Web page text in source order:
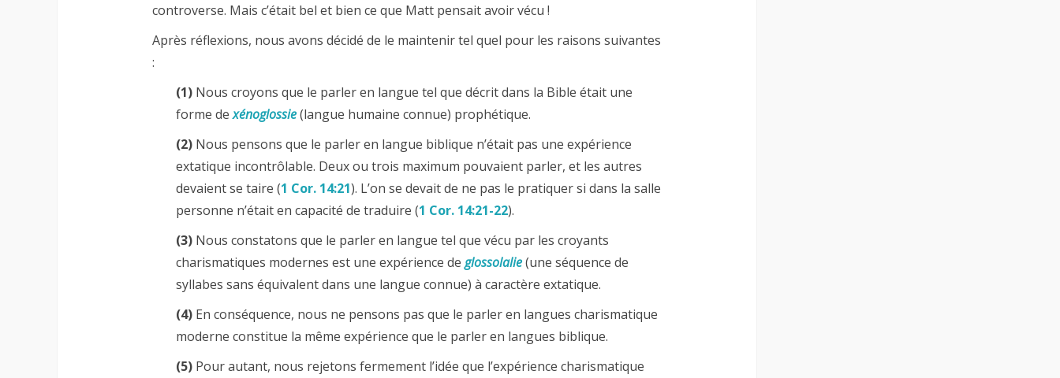
controverse. Mais c’était bel et bien ce que Matt pensait avoir vécu !
Après réflexions, nous avons décidé de le maintenir tel quel pour les raisons suivantes
:
(1) Nous croyons que le parler en langue tel que décrit dans la Bible était une
forme dexénoglossie(langue humaine connue) prophétique.
(2) Nous pensons que le parler en langue biblique n’était pas une expérience
extatique incontrôlable. Deux ou trois maximum pouvaient parler, et les autres
devaient se taire (1 Cor. 14:21). L’on se devait de ne pas le pratiquer si dans la salle
personne n’était en capacité de traduire (1 Cor. 14:21-22).
(3) Nous constatons que le parler en langue tel que vécu par les croyants
charismatiques modernes est une expérience de glossolalie(une séquence de
syllabes sans équivalent dans une langue connue) à caractère extatique.
(4) En conséquence, nous ne pensons pas que le parler en langues charismatique
moderne constitue la même expérience que le parler en langues biblique.
(5) Pour autant, nous rejetons fermement l’idée que l’expérience charismatique